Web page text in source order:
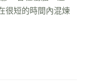
很短的時間內混煉